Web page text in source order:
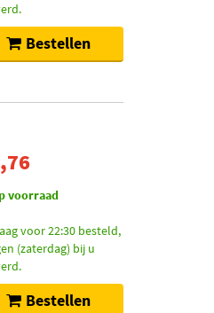
Bestellen
voorraad
voor 22:30 besteld,
(zaterdag) bij u
Bestellen